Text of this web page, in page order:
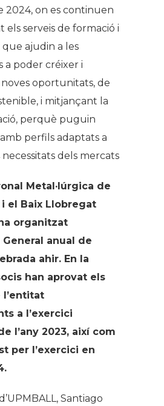
2024, on es continuen
els serveis de formació i
ajudin a les
a poder créixer i
oportunitats, de
i mitjançant la
perquè puguin
perfils adaptats a
necessitats dels mercats
Metal·lúrgica de
i el Baix Llobregat
organitzat
General anual de
ahir. En la
han aprovat els
l’entitat
a l’exercici
l’any 2023, així com
per l’exercici en
Santiago